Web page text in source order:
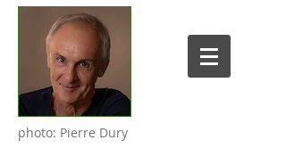
photo: Pierre Dury